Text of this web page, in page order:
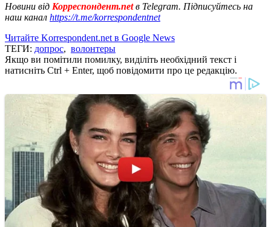
Новини від Корреспондент.netв Telegram. Підписуйтесь на
наш канал https://t.me/korrespondentnet
Читайте Korrespondent.net в Google News
ТЕГИ: допрос, волонтеры
Якщо ви помітили помилку, виділіть необхідний текст і
натисніть Ctrl + Enter, щоб повідомити про це редакцію.